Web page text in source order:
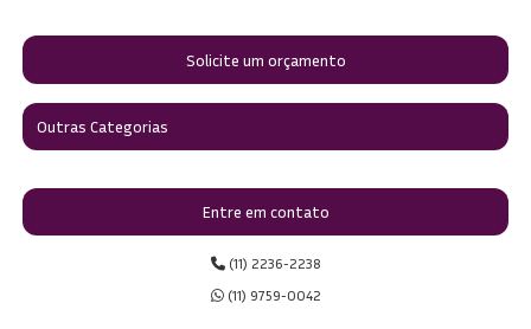
Solicite um orçamento
Outras Categorias
Entre em contato
(11) 2236-2238
(11) 9759-0042